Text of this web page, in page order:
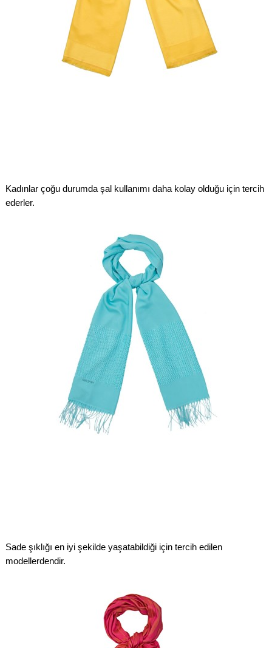
Kadınlar çoğu durumda şal kullanımı daha kolay olduğu için tercih
ederler.
Sade şıklığı en iyi şekilde yaşatabildiği için tercih edilen
modellerdendir.